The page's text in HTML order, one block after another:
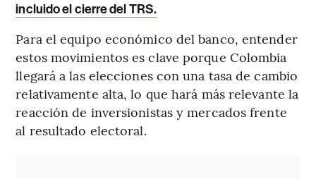
incluido el cierre del TRS.
Para el equipo económico del banco, entender
estos movimientos es clave porque Colombia
llegará a las elecciones con una tasa de cambio
relativamente alta, lo que hará más relevante la
reacción de inversionistas y mercados frente
al resultado electoral.